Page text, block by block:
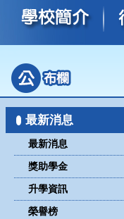
最新消息
最新消息
獎助學金
升學資訊
榮譽榜